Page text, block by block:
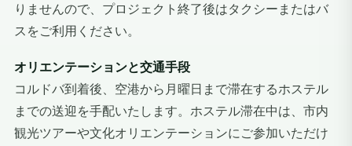
りませんので、プロジェクト終了後はタクシーまたはバ
スをご利用ください。
オリエンテーションと交通手段
コルドバ到着後、空港から月曜日まで滞在するホステル
までの送迎を手配いたします。ホステル滞在中は、市内
観光ツアーや文化オリエンテーションにご参加いただけ